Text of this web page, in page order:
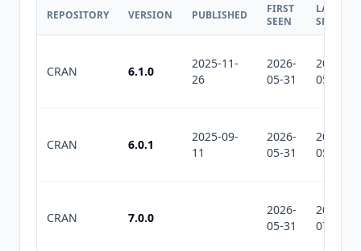
REPOSITORY VERSION PUBLISHED
FIRST
SEEN
LAST
SEEN
CRAN 6.1.0
2025-11-
26
2026-
05-31
2026-
05-31
CRAN 6.0.1
2025-09-
11
2026-
05-31
2026-
05-31
CRAN 7.0.0
2026-
05-31
2026-
07-11